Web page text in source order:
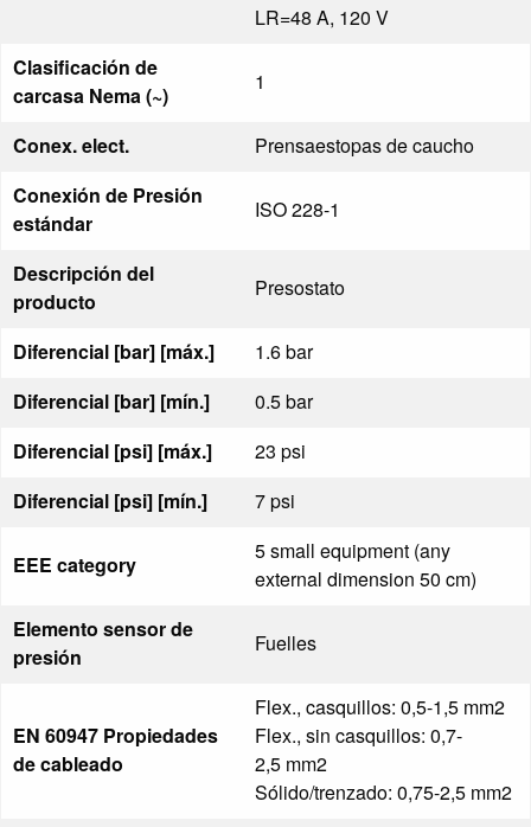
LR=48 A, 120 V
Clasificación de
carcasa Nema (~)
1
Conex. elect.
Prensaestopas de caucho
Conexión de Presión
estándar
ISO 228-1
Descripción del
producto
Presostato
Diferencial [bar] [máx.]
1.6 bar
Diferencial [bar] [mín.]
0.5 bar
Diferencial [psi] [máx.]
23 psi
Diferencial [psi] [mín.]
7 psi
EEE category
5 small equipment (any
external dimension 50 cm)​
Elemento sensor de
presión
Fuelles
EN 60947 Propiedades
de cableado
Flex., casquillos: 0,5-1,5 mm2
Flex., sin casquillos: 0,7-
2,5 mm2
Sólido/trenzado: 0,75-2,5 mm2